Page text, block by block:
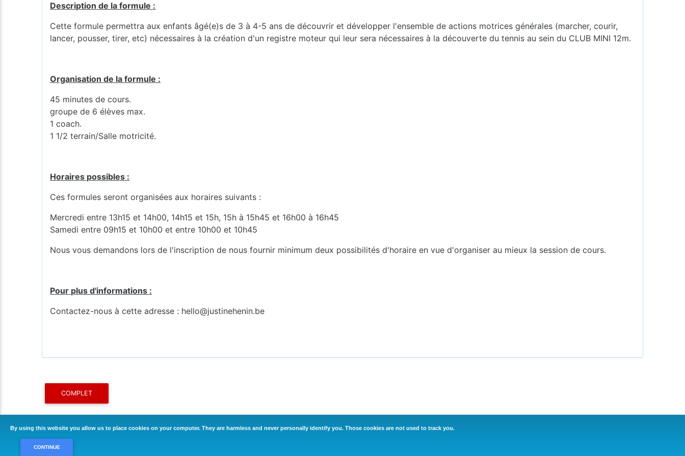
Description de la formule :
Cette formule permettra aux enfants âgé(e)s de 3 à 4-5 ans de découvrir et développer l'ensemble de actions motrices générales (marcher, courir,
lancer, pousser, tirer, etc) nécessaires à la création d'un registre moteur qui leur sera nécessaires à la découverte du tennis au sein du CLUB MINI 12m.
Organisation de la formule :
45 minutes de cours.
groupe de 6 élèves max.
1 coach.
1 1/2 terrain/Salle motricité.
Horaires possibles :
Ces formules seront organisées aux horaires suivants :
Mercredi entre 13h15 et 14h00, 14h15 et 15h, 15h à 15h45 et 16h00 à 16h45
Samedi entre 09h15 et 10h00 et entre 10h00 et 10h45
Nous vous demandons lors de l'inscription de nous fournir minimum deux possibilités d'horaire en vue d'organiser au mieux la session de cours.
Pour plus d'informations :
Contactez-nous à cette adresse : hello@justinehenin.be
COMPLET
By using this website you allow us to place cookies on your computer. They are harmless and never personally identify you. Those cookies are not used to track you.
CONTINUE